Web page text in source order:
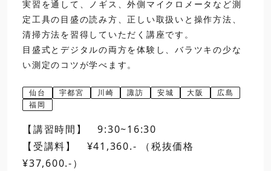
実習を通して、ノギス、外側マイクロメータなど測
定工具の目盛の読み方、正しい取扱いと操作方法、
清掃方法を習得していただく講座です。
目盛式とデジタルの両方を体験し、バラツキの少な
い測定のコツが学べます。
仙台 宇都宮 川崎 諏訪 安城 大阪
広島
福岡
【講習時間】 9:30~16:30
【受講料】 ¥41,360.- （税抜価格
¥37,600.-）